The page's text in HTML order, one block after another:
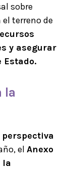
sobre
el terreno de
y asegurar
la
el Anexo
la